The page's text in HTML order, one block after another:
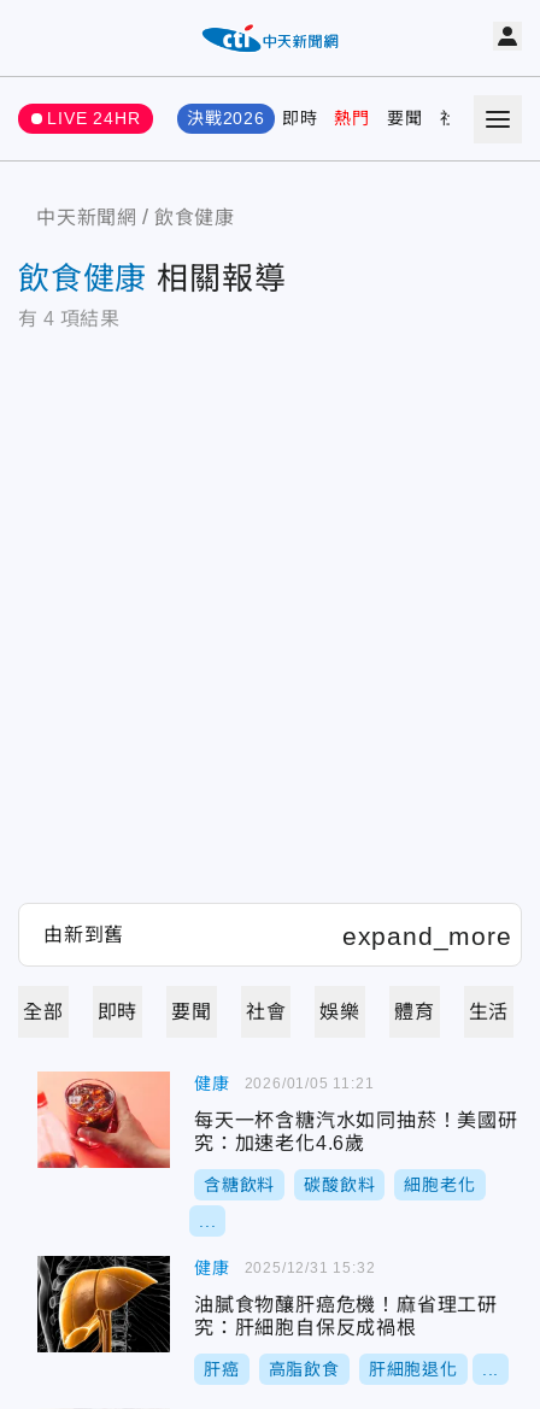
LIVE 24HR 決戰2026 即時 熱門 要聞 社會 娛樂
中天新聞網 飲食健康
飲食健康 相關報導
有 4 項結果
全部 即時 要聞 社會 娛樂 體育 生活
健康
每天一杯含糖汽水如同抽菸！美國研
究：加速老化4.6歲
含糖飲料 碳酸飲料 細胞老化
2026/01/05 11:21
健康
油膩食物釀肝癌危機！麻省理工研
究：肝細胞自保反成禍根
肝癌 高脂飲食 肝細胞退化
2025/12/31 15:32